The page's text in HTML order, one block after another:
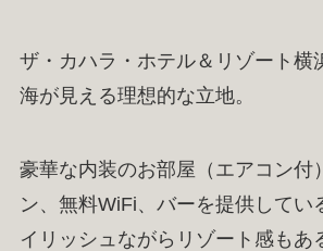
ザ・カハラ・ホテル＆リゾート横
海が見える理想的な立地。
豪華な内装のお部屋（エアコン付
ン、無料WiFi、バーを提供してい
イリッシュながらリゾート感もあ